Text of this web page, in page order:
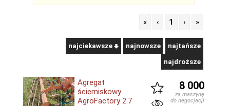
« ‹ 1 › »
najciekawsze najnowsze najtańsze
najdroższe
Agregat
ścierniskowy
AgroFactory 2.7
8 000
za maszynę
do negocjacji